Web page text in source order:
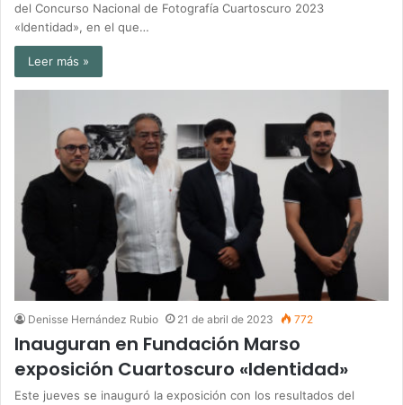
del Concurso Nacional de Fotografía Cuartoscuro 2023
«Identidad», en el que…
Leer más »
Denisse Hernández Rubio 21 de abril de 2023 772
Inauguran en Fundación Marso
exposición Cuartoscuro «Identidad»
Este jueves se inauguró la exposición con los resultados del